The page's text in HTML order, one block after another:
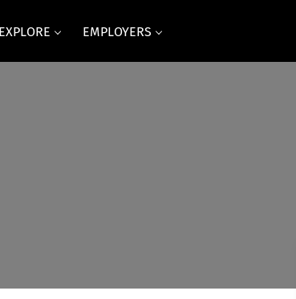
EXPLORE EMPLOYERS